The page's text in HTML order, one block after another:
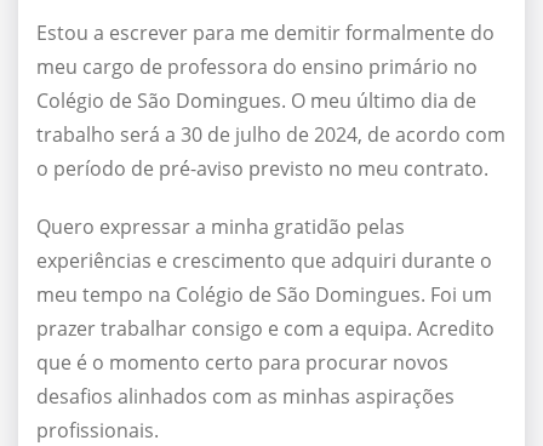
Estou a escrever para me demitir formalmente do
meu cargo de professora do ensino primário no
Colégio de São Domingues. O meu último dia de
trabalho será a 30 de julho de 2024, de acordo com
o período de pré-aviso previsto no meu contrato.
Quero expressar a minha gratidão pelas
experiências e crescimento que adquiri durante o
meu tempo na Colégio de São Domingues. Foi um
prazer trabalhar consigo e com a equipa. Acredito
que é o momento certo para procurar novos
desafios alinhados com as minhas aspirações
profissionais.